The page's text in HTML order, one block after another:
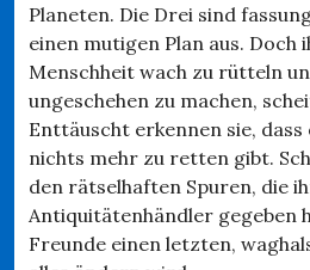
Planeten. Die Drei sind
einen mutigen Plan aus. Doch
Menschheit wach zu rütteln
ungeschehen zu machen,
Enttäuscht erkennen sie,
nichts mehr zu retten gibt.
den rätselhaften Spuren, die
Antiquitätenhändler gegeben
Freunde einen letzten,